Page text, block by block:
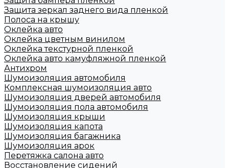
Защита зеркал заднего вида пленкой
Полоса на крышу
Оклейка авто
Оклейка цветным винилом
Оклейка текстурной пленкой
Оклейка авто камуфляжной пленкой
Антихром
Шумоизоляция автомобиля
Комплексная шумоизоляция авто
Шумоизоляция дверей автомобиля
Шумоизоляция пола автомобиля
Шумоизоляция крыши
Шумоизоляция капота
Шумоизоляция багажника
Шумоизоляция арок
Перетяжка салона авто
Восстановление сидений